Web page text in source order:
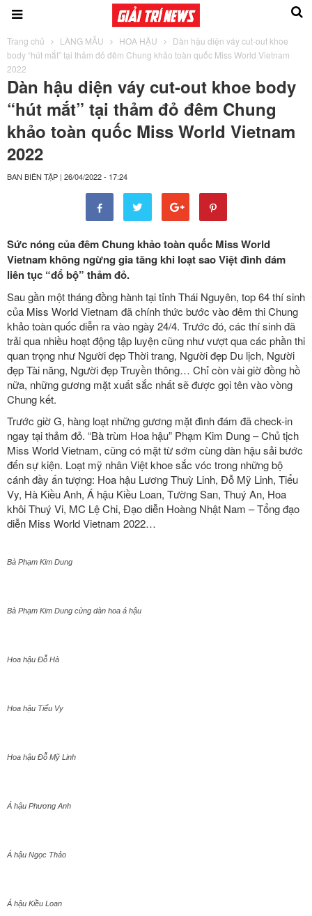
Trang chủ LÀNG MẪU HOA HẬU
Dàn hậu diện váy cut-out khoe
body “hút mắt” tại thảm đỏ đêm Chung khảo toàn quốc Miss World Vietnam
2022
Dàn hậu diện váy cut-out khoe body
“hút mắt” tại thảm đỏ đêm Chung
khảo toàn quốc Miss World Vietnam
2022
BAN BIÊN TẬP | 26/04/2022 - 17:24
Sức nóng của đêm Chung khảo toàn quốc Miss World
Vietnam không ngừng gia tăng khi loạt sao Việt đình đám
liên tục “đổ bộ” thảm đỏ.
Sau gần một tháng đồng hành tại tỉnh Thái Nguyên, top 64 thí sinh
của Miss World Vietnam đã chính thức bước vào đêm thi Chung
khảo toàn quốc diễn ra vào ngày 24/4. Trước đó, các thí sinh đã
trải qua nhiều hoạt động tập luyện cũng như vượt qua các phần thi
quan trọng như Người đẹp Thời trang, Người đẹp Du lịch, Người
đẹp Tài năng, Người đẹp Truyền thông… Chỉ còn vài giờ đồng hồ
nữa, những gương mặt xuất sắc nhất sẽ được gọi tên vào vòng
Chung kết.
Trước giờ G, hàng loạt những gương mặt đình đám đã check-in
ngay tại thảm đỏ. “Bà trùm Hoa hậu” Phạm Kim Dung – Chủ tịch
Miss World Vietnam, cũng có mặt từ sớm cùng dàn hậu sải bước
đến sự kiện. Loạt mỹ nhân Việt khoe sắc vóc trong những bộ
cánh đầy ấn tượng: Hoa hậu Lương Thuỳ Linh, Đỗ Mỹ Linh, Tiểu
Vy, Hà Kiều Anh, Á hậu Kiều Loan, Tường San, Thuý An, Hoa
khôi Thuý Vi, MC Lệ Chi, Đạo diễn Hoàng Nhật Nam – Tổng đạo
diễn Miss World Vietnam 2022…
Bà Phạm Kim Dung
Bà Phạm Kim Dung cùng dàn hoa á hậu
Hoa hậu Đỗ Hà
Hoa hậu Tiểu Vy
Hoa hậu Đỗ Mỹ Linh
Á hậu Phương Anh
Á hậu Ngọc Thảo
Á hậu Kiều Loan